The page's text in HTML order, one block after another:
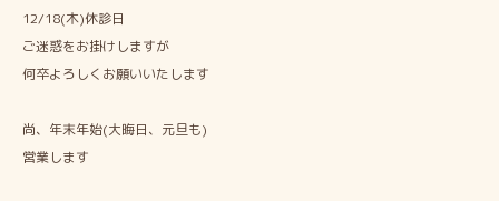
12/18(木)休診日
ご迷惑をお掛けしますが
何卒よろしくお願いいたします
尚、年末年始(大晦日、元旦も)
営業します